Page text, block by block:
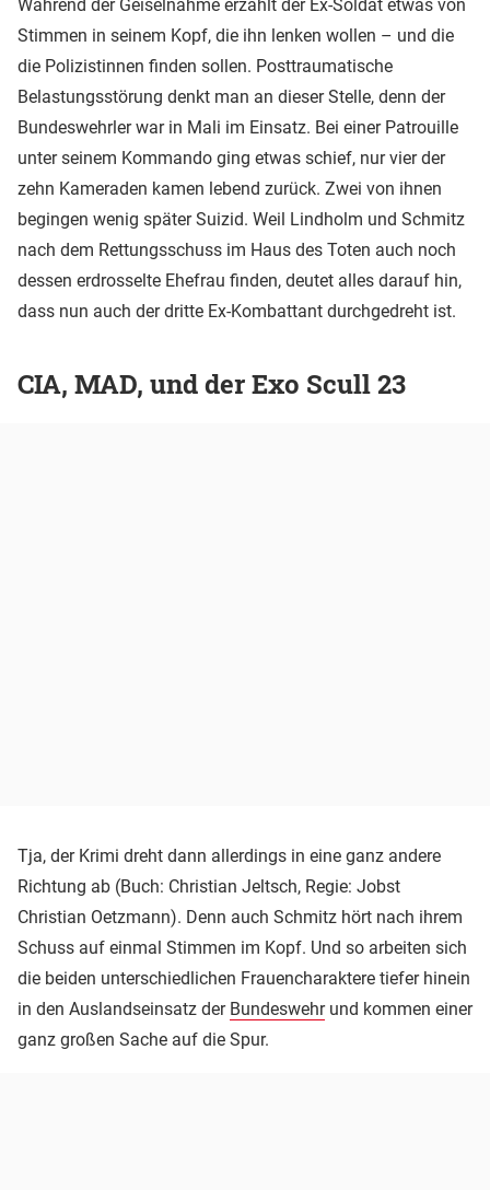
Während der Geiselnahme erzählt der Ex-Soldat etwas von
Stimmen in seinem Kopf, die ihn lenken wollen – und die
die Polizistinnen finden sollen. Posttraumatische
Belastungsstörung denkt man an dieser Stelle, denn der
Bundeswehrler war in Mali im Einsatz. Bei einer Patrouille
unter seinem Kommando ging etwas schief, nur vier der
zehn Kameraden kamen lebend zurück. Zwei von ihnen
begingen wenig später Suizid. Weil Lindholm und Schmitz
nach dem Rettungsschuss im Haus des Toten auch noch
dessen erdrosselte Ehefrau finden, deutet alles darauf hin,
dass nun auch der dritte Ex-Kombattant durchgedreht ist.
CIA, MAD, und der Exo Scull 23
Tja, der Krimi dreht dann allerdings in eine ganz andere
Richtung ab (Buch: Christian Jeltsch, Regie: Jobst
Christian Oetzmann). Denn auch Schmitz hört nach ihrem
Schuss auf einmal Stimmen im Kopf. Und so arbeiten sich
die beiden unterschiedlichen Frauencharaktere tiefer hinein
in den Auslandseinsatz der Bundeswehrund kommen einer
ganz großen Sache auf die Spur.